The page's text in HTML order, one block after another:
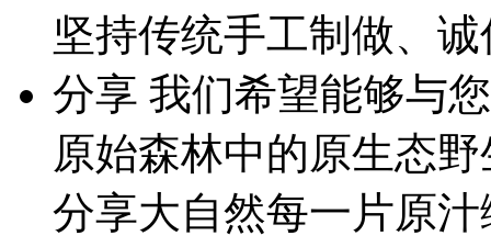
坚持传统手工制做、
分享 我们希望能够与
原始森林中的原生态
分享大自然每一片原汁